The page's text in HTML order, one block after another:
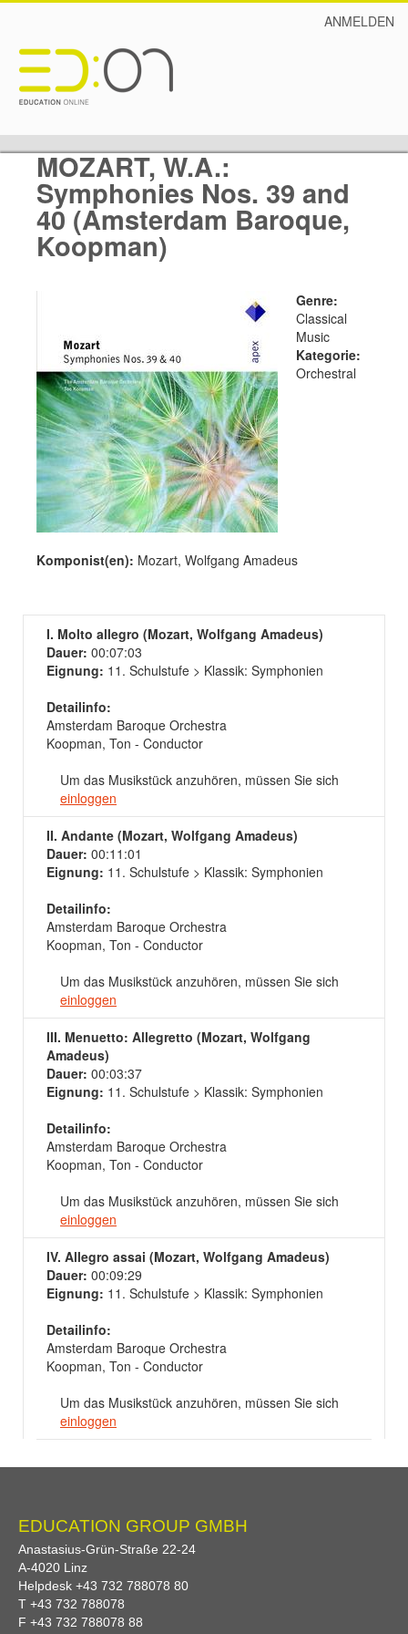
ANMELDEN
MOZART, W.A.:
Symphonies Nos. 39 and
40 (Amsterdam Baroque,
Koopman)
Genre:
Classical
Music
Kategorie:
Orchestral
Komponist(en): Mozart, Wolfgang Amadeus
I. Molto allegro (Mozart, Wolfgang Amadeus)
Dauer: 00:07:03
Eignung: 11. Schulstufe > Klassik: Symphonien
Detailinfo:
Amsterdam Baroque Orchestra
Koopman, Ton - Conductor
Um das Musikstück anzuhören, müssen Sie sich
einloggen
II. Andante (Mozart, Wolfgang Amadeus)
Dauer: 00:11:01
Eignung: 11. Schulstufe > Klassik: Symphonien
Detailinfo:
Amsterdam Baroque Orchestra
Koopman, Ton - Conductor
Um das Musikstück anzuhören, müssen Sie sich
einloggen
III. Menuetto: Allegretto (Mozart, Wolfgang
Amadeus)
Dauer: 00:03:37
Eignung: 11. Schulstufe > Klassik: Symphonien
Detailinfo:
Amsterdam Baroque Orchestra
Koopman, Ton - Conductor
Um das Musikstück anzuhören, müssen Sie sich
einloggen
IV. Allegro assai (Mozart, Wolfgang Amadeus)
Dauer: 00:09:29
Eignung: 11. Schulstufe > Klassik: Symphonien
Detailinfo:
Amsterdam Baroque Orchestra
Koopman, Ton - Conductor
Um das Musikstück anzuhören, müssen Sie sich
einloggen
EDUCATION GROUP GMBH
Anastasius-Grün-Straße 22-24
A-4020 Linz
Helpdesk +43 732 788078 80
T +43 732 788078
F +43 732 788078 88